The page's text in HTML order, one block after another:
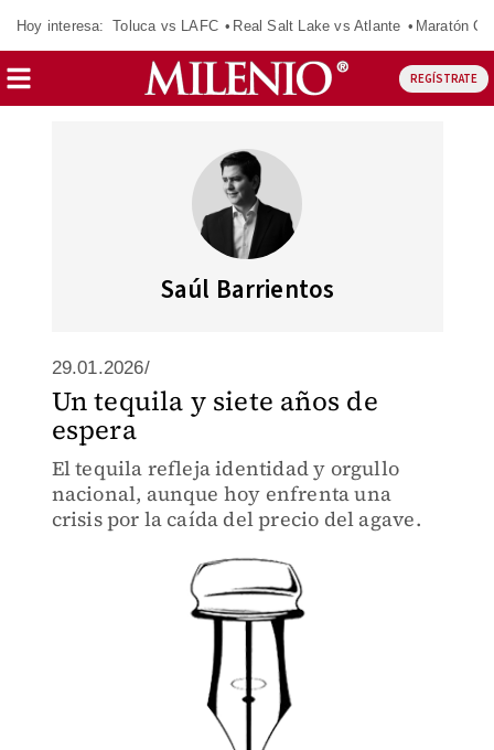
Hoy interesa: Toluca vs LAFC Real Salt Lake vs Atlante Maratón
REGÍSTRATE
Saúl Barrientos
29.01.2026/
Un tequila y siete años de
espera
El tequila refleja identidad y orgullo
nacional, aunque hoy enfrenta una
crisis por la caída del precio del agave.